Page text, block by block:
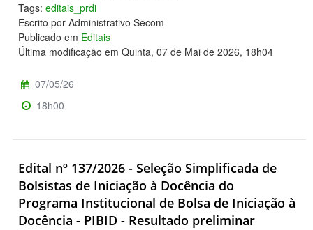
Tags: editais_prdi
Escrito por Administrativo Secom
Publicado em Editais
Última modificação em Quinta, 07 de Mai de 2026, 18h04
07/05/26
18h00
Edital nº 137/2026 - Seleção Simplificada de
Bolsistas de Iniciação à Docência do
Programa Institucional de Bolsa de Iniciação à
Docência - PIBID - Resultado preliminar